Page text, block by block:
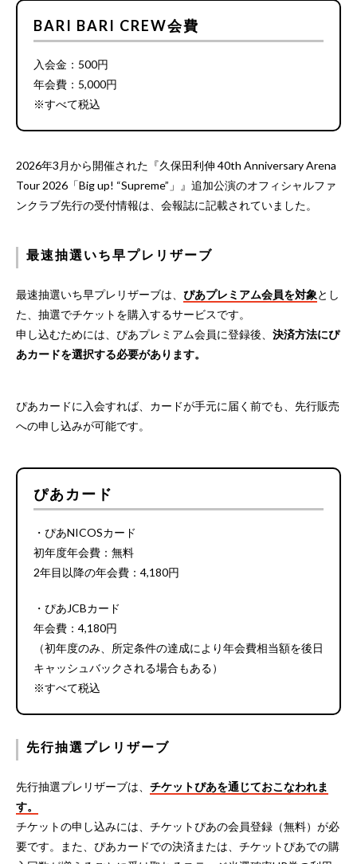
BARI BARI CREW会費
入会金：500円
年会費：5,000円
※すべて税込
2026年3月から開催された『久保田利伸 40th Anniversary Arena
Tour 2026「Big up! “Supreme”」』追加公演のオフィシャルファ
ンクラブ先行の受付情報は、会報誌に記載されていました。
最速抽選いち早プレリザーブ
最速抽選いち早プレリザーブは、 ぴあプレミアム会員を対象とし
た、抽選でチケットを購入するサービスです。
申し込むためには、ぴあプレミアム会員に登録後、 決済方法にぴ
あカードを選択する必要があります。
ぴあカードに入会すれば、カードが手元に届く前でも、先行販売
への申し込みが可能です。
ぴあカード
・ぴあNICOSカード
初年度年会費：無料
2年目以降の年会費：4,180円
・ぴあJCBカード
年会費：4,180円
（初年度のみ、所定条件の達成により年会費相当額を後日
キャッシュバックされる場合もある）
※すべて税込
先行抽選プレリザーブ
先行抽選プレリザーブは、 チケットぴあを通じておこなわれま
す。
チケットの申し込みには、チケットぴあの会員登録（無料）が必
要です。また、ぴあカードでの決済または、チケットぴあでの購